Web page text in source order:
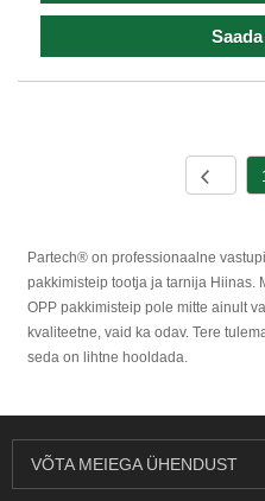
Partech® on professionaalne
pakkimisteip tootja ja tarnija Hiinas.
OPP pakkimisteip pole mitte ainult
kvaliteetne, vaid ka odav. Tere
seda on lihtne hooldada.
VÕTA MEIEGA ÜHENDUST